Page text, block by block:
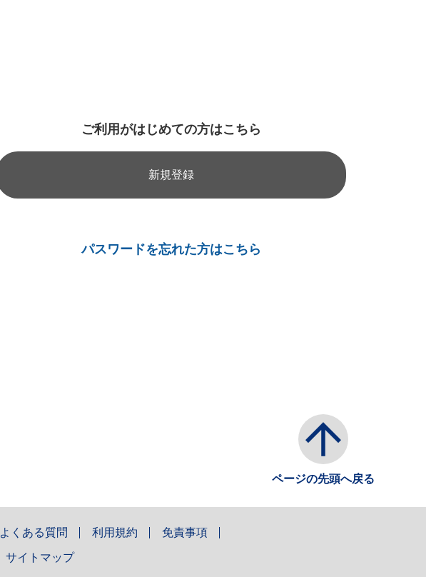
ご利用がはじめての方はこちら
新規登録
パスワードを忘れた方はこちら
ページの先頭へ戻る
よくある質問 利用規約 免責事項
サイトマップ